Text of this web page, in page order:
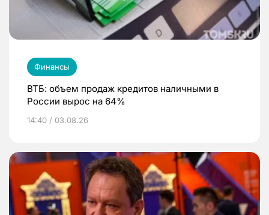
Финансы
ВТБ: объем продаж кредитов наличными в
России вырос на 64%
14:40 / 03.08.26